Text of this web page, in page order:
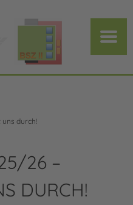
durch!
26 –
DURCH!